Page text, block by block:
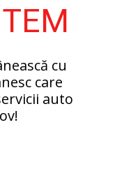
cu
care
auto